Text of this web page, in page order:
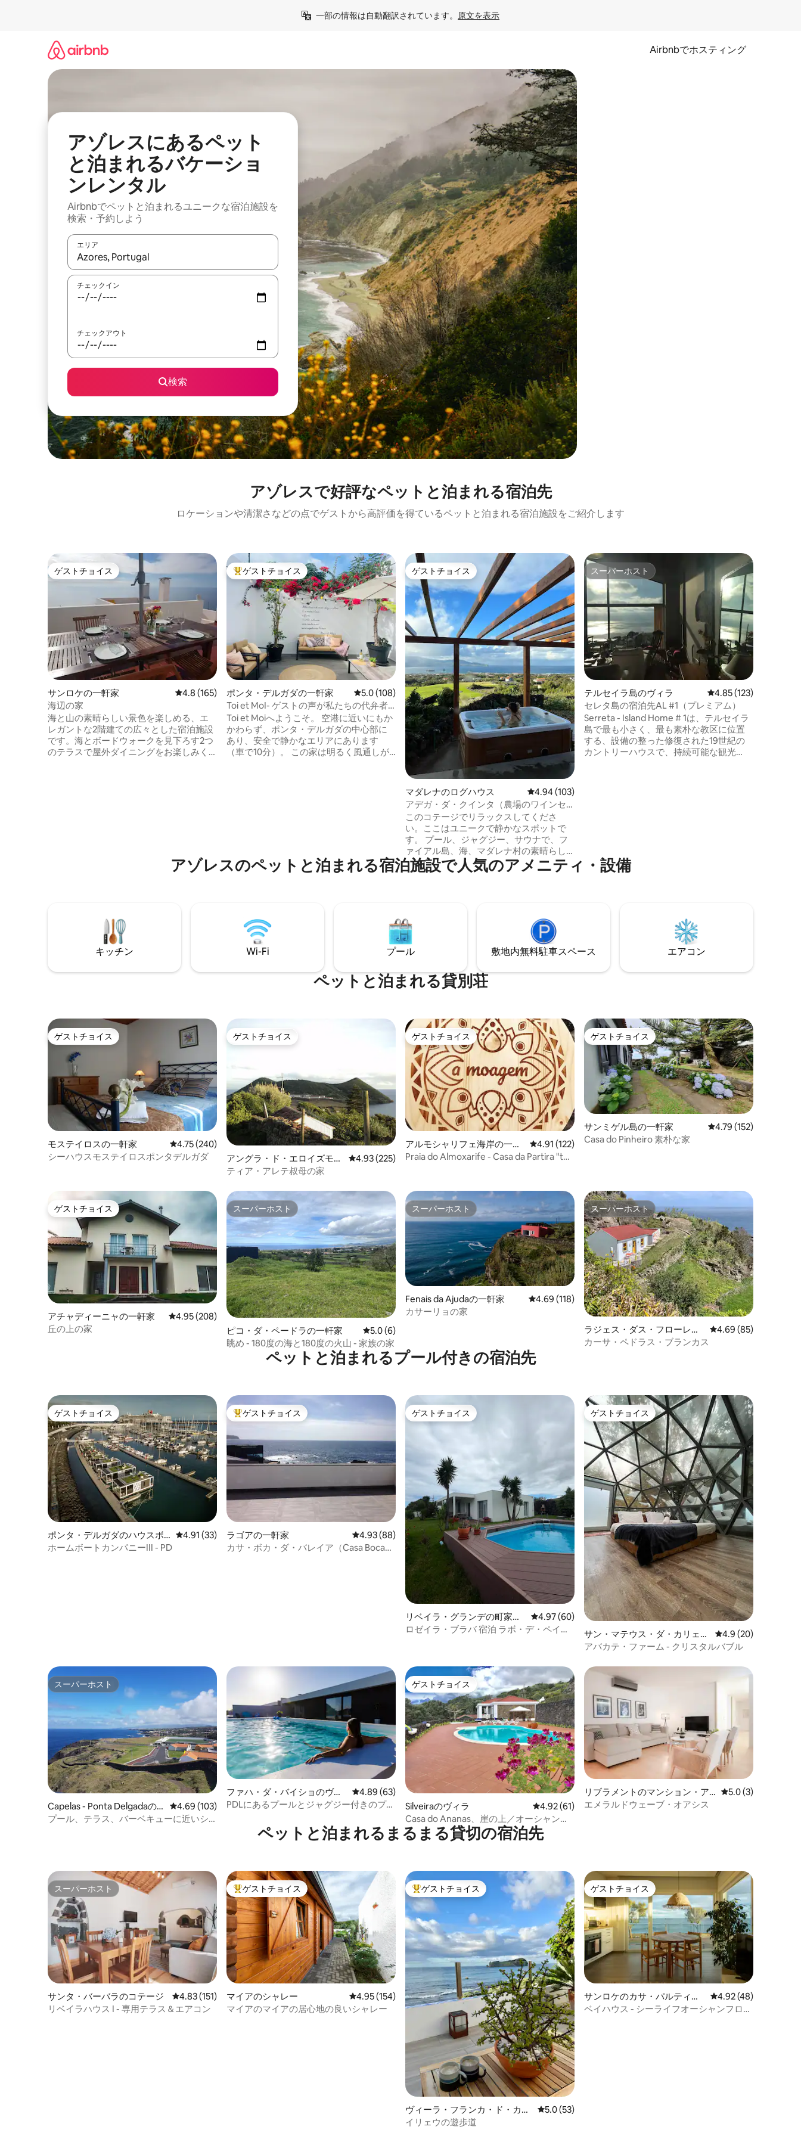
一部の情報は自動翻訳されています。 原文を表示
Airbnbでホスティング
アゾレスにあるペット
と泊まれるバケーショ
ンレンタル
Airbnbでペットと泊まれるユニークな宿泊施設を
検索・予約しよう
エリア
検索結果が表示されたら、上下の矢印キーを使って移動するか、画面をタッチまたはスワイプして検索結果を確認することができます。
チェックイン
チェックアウト
検索
アゾレスで好評なペットと泊まれる宿泊先
ロケーションや清潔さなどの点でゲストから高評価を得ているペットと泊まれる宿泊施設をご紹介します
ゲストチョイス
ゲストチョイス
サンロケの一軒家 レビュー165件、5つ星中4.8つ星の平均評価
4.8 (165)
海辺の家
海と山の素晴らしい景色を楽しめる、エ
レガントな2階建ての広々とした宿泊施設
です。海とボードウォークを見下ろす2つ
のテラスで屋外ダイニングをお楽しみく
大好評のゲストチョイスです。
ゲストチョイス
ポンタ・デルガダの一軒家 レビュー108件、5つ星中5.0つ星の平均評価
5.0 (108)
Toi et MoI- ゲストの声が私たちの代弁者
です！
Toi et Moiへようこそ。 空港に近いにもか
かわらず、ポンタ・デルガダの中心部に
あり、安全で静かなエリアにあります
（車で10分）。 この家は明るく風通しが
ゲストチョイス
ゲストチョイス
マダレナのログハウス レビュー103件、5つ星中4.94つ星の平均評価
4.94 (103)
アデガ・ダ・クインタ（農場のワインセ
ラー） - カモラスの家
このコテージでリラックスしてくださ
い。ここはユニークで静かなスポットで
す。 プール、ジャグジー、サウナで、フ
ァイアル島、海、マダレナ村の素晴らし
い景色をお楽しみください。 プール、ジ
ャグジー、サウナを備えたユニークで特
施設は、マダレナ村から車で2分、徒歩で
20分の場所にあり、ダブルベッドの寝室
とソファベッドのあるリビングルームが
含まれています。
スーパーホスト
スーパーホスト
テルセイラ島のヴィラ レビュー123件、5つ
4.85 (123)
セレタ島の宿泊先AL #1（プレミアム）
Serreta - Island Home # 1は、テルセイラ
島で最も小さく、最も素朴な教区に位置
する、設備の整った修復された19世紀の
カントリーハウスで、持続可能な観光
アゾレスのペットと泊まれる宿泊施設で人気のアメニティ・設備
キッチン Wi-Fi プール 敷地内無料駐⁠車ス⁠ペ⁠ー⁠ス エアコン
ペットと泊まれる貸別荘
ゲストチョイス
ゲストチョイス
モステイロスの一軒家 レビュー240件、5つ星中4.75つ星の平均評価
4.75 (240)
シーハウスモステイロスポンタデルガダ
ゲストチョイス
ゲストチョイス
アングラ・ド・エロイズモの
一軒家
レビュー225件、5つ星中4.93つ星の平均評価
4.93 (225)
ティア・アレテ叔母の家
ゲストチョイス
ゲストチョイス
アルモシャリフェ海岸の一軒
家
レビュー122件、5つ星中4.91つ星の平均評価
4.91 (122)
Praia do Almoxarife - Casa da Partira "the
ゲストチョイス
ゲストチョイス
サンミゲル島の一軒家 レビュー152件、5つ
4.79 (152)
Casa do Pinheiro 素朴な家
ゲストチョイス
ゲストチョイス
アチャディーニャの一軒家 レビュー208件、5つ星中4.95つ星の平均評価
4.95 (208)
丘の上の家
スーパーホスト
スーパーホスト
ピコ・ダ・ペードラの一軒家 レビュー6件、5つ星中5.0つ星の平均評価
5.0 (6)
眺め - 180度の海と180度の火山 - 家族の家
スーパーホスト
スーパーホスト
Fenais da Ajudaの一軒家 レビュー118件、5つ星中4.69つ星の平均評価
4.69 (118)
カサーリョの家
スーパーホスト
スーパーホスト
ラジェス・ダス・フローレス
の一軒家
レビュー85件、5つ星
4.69 (85)
カーサ・ペドラス・ブランカス
ペットと泊まれるプール付きの宿泊先
ゲストチョイス
ゲストチョイス
ポンタ・デルガダのハウスボ
ート
レビュー33件、5つ星中4.91つ星の平均評価
4.91 (33)
ホームボートカンパニーIII - PD
大好評のゲストチョイスです。
ゲストチョイス
ラゴアの一軒家 レビュー88件、5つ星中4.93つ星の平均評価
4.93 (88)
カサ・ボカ・ダ・バレイア（Casa Boca
ゲストチョイス
ゲストチョイス
リベイラ・グランデの町家・
長屋
レビュー60件、5つ星中4.97つ星の平均評価
4.97 (60)
ロゼイラ・ブラバ 宿泊 ラボ・デ・ペイシ
ゲストチョイス
ゲストチョイス
サン・マテウス・ダ・カリェタ
のドームハウス
レビュー20件、5つ
4.9 (20)
アバカテ・ファーム - クリスタルバブル
スーパーホスト
スーパーホスト
Capelas - Ponta Delgadaの
一軒家
レビュー103件、5つ星中4.69つ星の平均評価
4.69 (103)
プール、テラス、バーベキューに近いシ
ファハ・ダ・バイショのヴィ
ラ
レビュー63件、5つ星中4.89つ星の平均評価
4.89 (63)
PDLにあるプールとジャグジー付きのプラ
ゲストチョイス
ゲストチョイス
Silveiraのヴィラ レビュー61件、5つ星中4.92つ星の平均評価
4.92 (61)
Casa do Ananas、崖の上／オーシャンフ
ロントのヴィラ、ピコ島
リブラメントのマンション・ア
パート
レビュー3件、5つ
5.0 (3)
エメラルドウェーブ・オアシス
ペットと泊まれるまるまる貸切の宿泊先
スーパーホスト
スーパーホスト
サンタ・バーバラのコテージ レビュー151件、5つ星中4.83つ星の平均評価
4.83 (151)
リベイラハウス I - 専用テラス＆エアコン
大好評のゲストチョイスです。
ゲストチョイス
マイアのシャレー レビュー154件、5つ星中4.95つ星の平均評価
4.95 (154)
マイアのマイアの居心地の良いシャレー
大好評のゲストチョイスです。
ゲストチョイス
ヴィーラ・フランカ・ド・カン
ポ（サン・ミゲル）の町家・長
レビュー53件、5つ星中5.0つ星の平均評価
5.0 (53)
イリェウの遊歩道
ゲストチョイス
ゲストチョイス
サンロケのカサ・パルティク
ラル
レビュー48件、5つ
4.92 (48)
ベイハウス - シーライフオーシャンフロン